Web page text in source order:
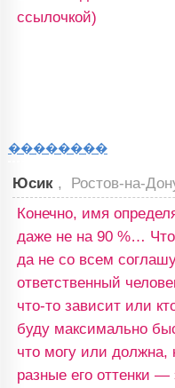
ссылочкой)
��������
Юсик , Ростов-на-
Конечно, имя
даже не на 90 %…
да не со всем
ответственный
что-то зависит или
буду максимально
что могу или
разные его оттенки